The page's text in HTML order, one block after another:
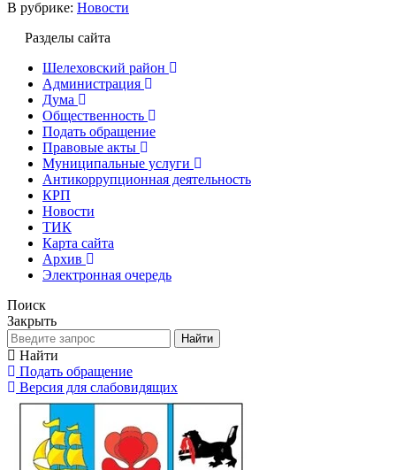
В рубрике: Новости
Разделы сайта
Шелеховский район
Администрация
Дума
Общественность
Подать обращение
Правовые акты
Муниципальные услуги
Антикоррупционная деятельность
КРП
Новости
ТИК
Карта сайта
Архив
Электронная очередь
Поиск
Закрыть
Найти
Найти
Подать обращение
Версия для слабовидящих